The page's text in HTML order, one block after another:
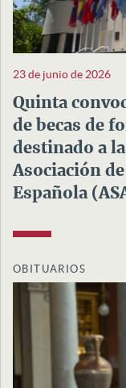
23 de junio de 2026
Quinta
de becas de
destinado a
Asociación
Española
OBITUARIOS